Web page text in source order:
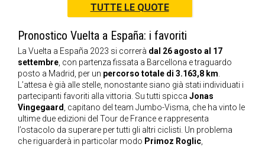
TUTTE LE QUOTE
Pronostico Vuelta a España: i favoriti
La Vuelta a España 2023 si correrà dal 26 agosto al 17
settembre, con partenza fissata a Barcellona e traguardo
posto a Madrid, per un percorso totale di 3.163,8 km.
L’attesa è già alle stelle, nonostante siano già stati individuati i
partecipanti favoriti alla vittoria. Su tutti spicca Jonas
Vingegaard, capitano del team Jumbo-Visma, che ha vinto le
ultime due edizioni del Tour de France e rappresenta
l’ostacolo da superare per tutti gli altri ciclisti. Un problema
che riguarderà in particolar modo Primoz Roglic,